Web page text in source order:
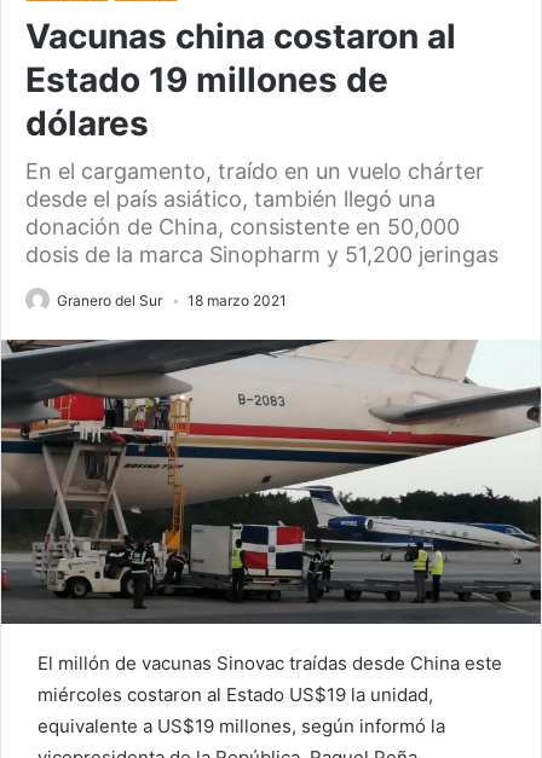
Vacunas china costaron al
Estado 19 millones de
dólares
En el cargamento, traído en un vuelo chárter
desde el país asiático, también llegó una
donación de China, consistente en 50,000
dosis de la marca Sinopharm y 51,200 jeringas
Granero del Sur 18 marzo 2021
El millón de vacunas Sinovac traídas desde China este
miércoles costaron al Estado US$19 la unidad,
equivalente a US$19 millones, según informó la